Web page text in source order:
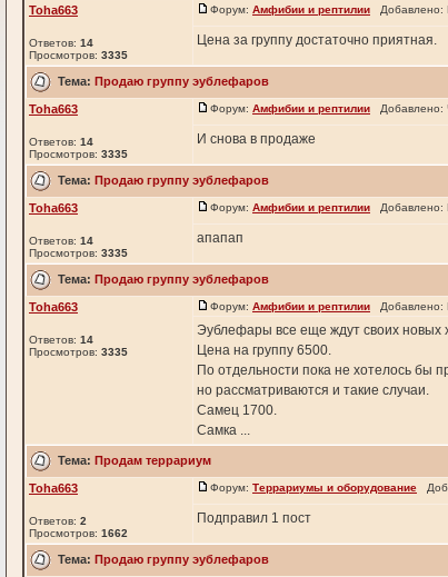
Toha663
Ответов: 14
Просмотров: 3335
Форум: Амфибии и рептилии Добавлено:
Цена за группу достаточно приятная.
Тема: Продаю группу эублефаров
Toha663
Ответов: 14
Просмотров: 3335
Форум: Амфибии и рептилии Добавлено:
И снова в продаже
Тема: Продаю группу эублефаров
Toha663
Ответов: 14
Просмотров: 3335
Форум: Амфибии и рептилии Добавлено:
апапап
Тема: Продаю группу эублефаров
Toha663
Ответов: 14
Просмотров: 3335
Форум: Амфибии и рептилии Добавлено:
Эублефары все еще ждут своих новых
Цена на группу 6500.
По отдельности пока не хотелось бы
но рассматриваются и такие случаи.
Самец 1700.
Самка ...
Тема: Продам террариум
Toha663
Ответов: 2
Просмотров: 1662
Форум: Террариумы и оборудование
Подправил 1 пост
Тема: Продаю группу эублефаров